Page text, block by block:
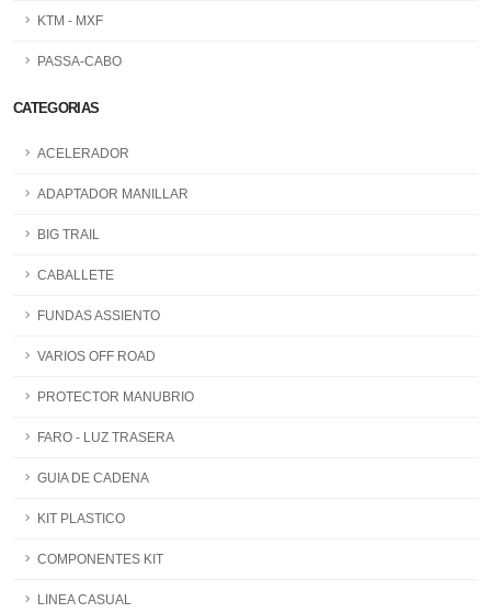
KTM - MXF
PASSA-CABO
CATEGORIAS
ACELERADOR
ADAPTADOR MANILLAR
BIG TRAIL
CABALLETE
FUNDAS ASSIENTO
VARIOS OFF ROAD
PROTECTOR MANUBRIO
FARO - LUZ TRASERA
GUIA DE CADENA
KIT PLASTICO
COMPONENTES KIT
LINEA CASUAL